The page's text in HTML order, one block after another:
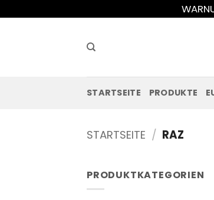
Inhalt
STARTSEITE PRODUKTE
STARTSEITE / RAZ
PRODUKTKATEGORIEN